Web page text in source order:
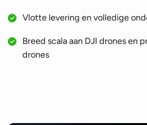
Vlotte levering en volledige
Breed scala aan DJI drones en
drones